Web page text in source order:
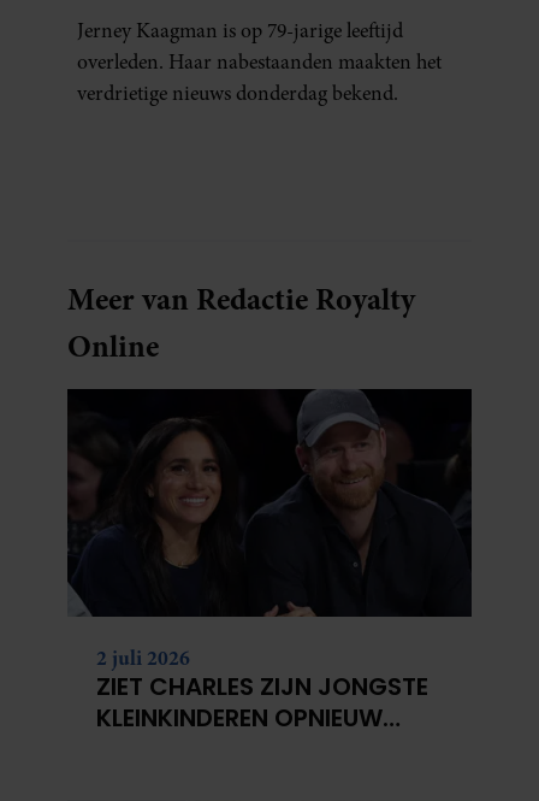
Jerney Kaagman is op 79-jarige leeftijd
overleden. Haar nabestaanden maakten het
verdrietige nieuws donderdag bekend.
Meer van Redactie Royalty
Online
2 juli 2026
ZIET CHARLES ZIJN JONGSTE
KLEINKINDEREN OPNIEUW